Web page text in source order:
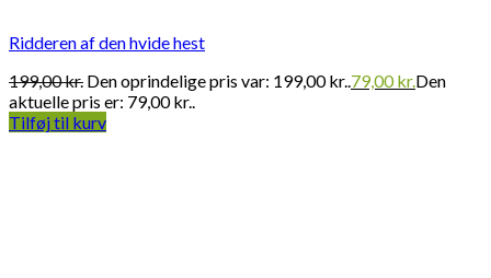
Ridderen af den hvide hest
199,00kr. Den oprindelige pris var: 199,00 kr..79,00kr.Den
aktuelle pris er: 79,00 kr..
Tilføj til kurv